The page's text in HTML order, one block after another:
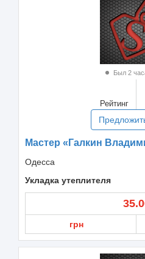
Был 2
Рейтинг
Мастер «Галкин
Одесса
Укладка утеплителя
грн